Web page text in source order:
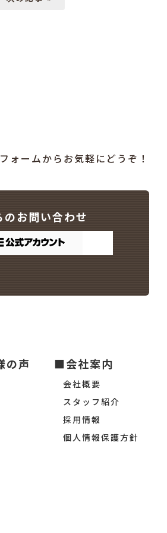
ォームからお気軽にどうぞ！
お問い合わせ
の声 ■会社案内
会社概要
スタッフ紹介
採用情報
個人情報保護方針